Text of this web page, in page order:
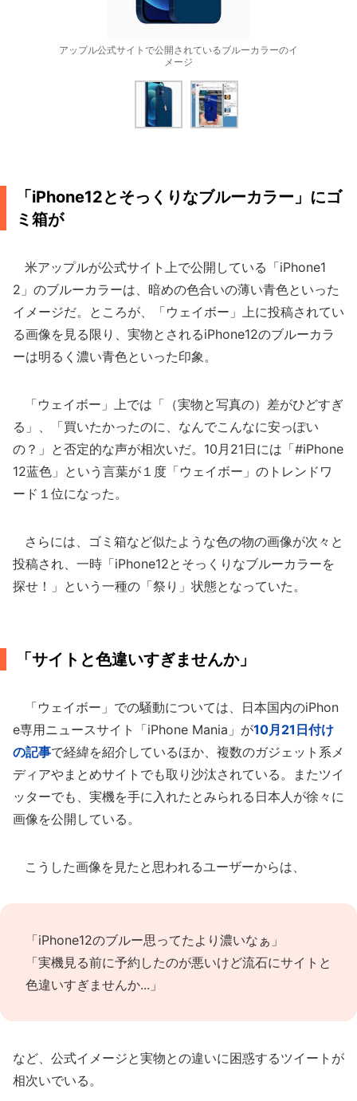
アップル公式サイトで公開されているブルーカラーのイ
メージ
「iPhone12とそっくりなブルーカラー」にゴ
ミ箱が
米アップルが公式サイト上で公開している「iPhone1
2」のブルーカラーは、暗めの色合いの薄い青色といった
イメージだ。ところが、「ウェイボー」上に投稿されてい
る画像を見る限り、実物とされるiPhone12のブルーカラ
ーは明るく濃い青色といった印象。
「ウェイボー」上では「（実物と写真の）差がひどすぎ
る」、「買いたかったのに、なんでこんなに安っぽい
の？」と否定的な声が相次いだ。10月21日には「#iPhone
12蓝色」という言葉が１度「ウェイボー」のトレンドワ
ード１位になった。
さらには、ゴミ箱など似たような色の物の画像が次々と
投稿され、一時「iPhone12とそっくりなブルーカラーを
探せ！」という一種の「祭り」状態となっていた。
「サイトと色違いすぎませんか」
「ウェイボー」での騒動については、日本国内のiPhon
e専用ニュースサイト「iPhone Mania」が10月21日付け
の記事で経緯を紹介しているほか、複数のガジェット系メ
ディアやまとめサイトでも取り沙汰されている。またツイ
ッターでも、実機を手に入れたとみられる日本人が徐々に
画像を公開している。
こうした画像を見たと思われるユーザーからは、
「iPhone12のブルー思ってたより濃いなぁ」
「実機見る前に予約したのが悪いけど流石にサイトと
色違いすぎませんか...」
など、公式イメージと実物との違いに困惑するツイートが
相次いでいる。